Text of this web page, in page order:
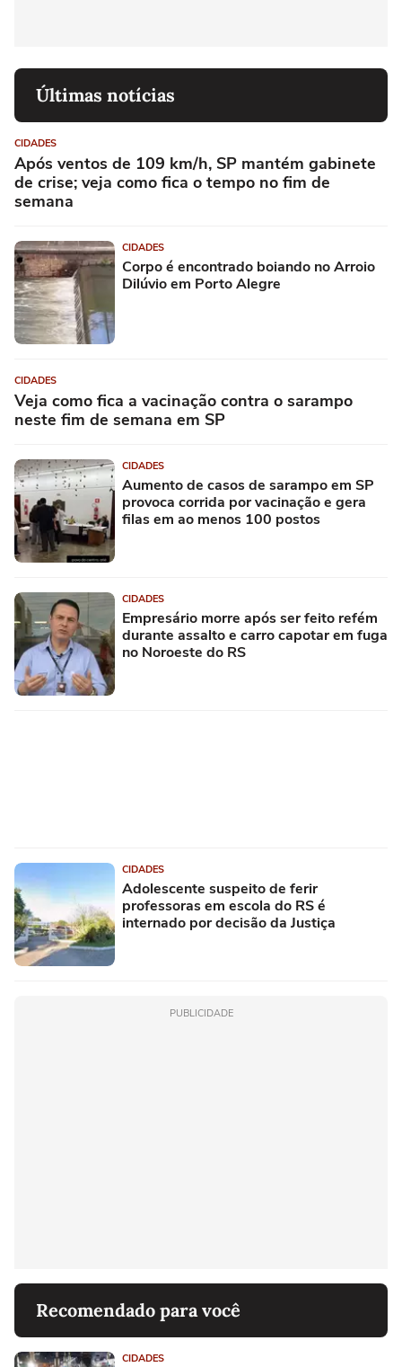
Últimas notícias
CIDADES
Após ventos de 109 km/h, SP mantém gabinete
de crise; veja como fica o tempo no fim de
semana
CIDADES
Corpo é encontrado boiando no Arroio
Dilúvio em Porto Alegre
CIDADES
Veja como fica a vacinação contra o sarampo
neste fim de semana em SP
CIDADES
Aumento de casos de sarampo em SP
provoca corrida por vacinação e gera
filas em ao menos 100 postos
CIDADES
Empresário morre após ser feito refém
durante assalto e carro capotar em fuga
no Noroeste do RS
CIDADES
Adolescente suspeito de ferir
professoras em escola do RS é
internado por decisão da Justiça
PUBLICIDADE
Recomendado para você
CIDADES